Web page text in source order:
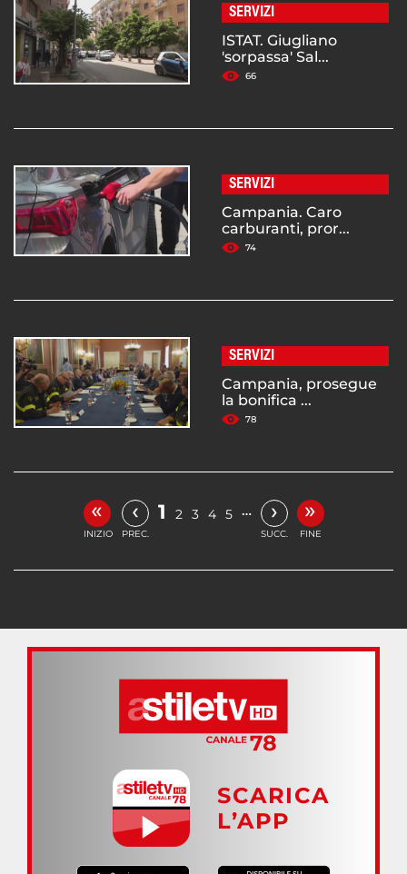
SERVIZI
ISTAT. Giugliano
'sorpassa' Sal...
66
SERVIZI
Campania. Caro
carburanti, pror...
74
SERVIZI
Campania, prosegue
la bonifica ...
78
«
INIZIO
‹
PREC.
1 2 3 4 5 … ›
SUCC.
»
FINE
SCARICA
L’APP